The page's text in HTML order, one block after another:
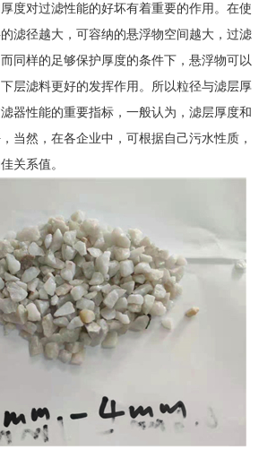
度对过滤性能的好坏有着重要的作用。在使
滤径越大，可容纳的悬浮物空间越大，过滤
同样的足够保护厚度的条件下，悬浮物可以
层滤料更好的发挥作用。所以粒径与滤层厚
器性能的重要指标，一般认为，滤层厚度和
当然，在各企业中，可根据自己污水性质，
关系值。